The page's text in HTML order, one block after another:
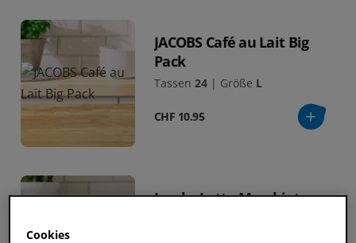
JACOBS Café au Lait Big
Pack
Tassen 24 | Größe L
CHF 10.95
Jacobs Latte Macchiato
Cookies